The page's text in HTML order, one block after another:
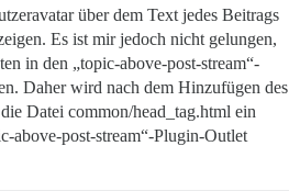
über dem Text jedes Beitrags
Es ist mir jedoch nicht gelungen,
in den „topic-above-post-stream“-
Daher wird nach dem Hinzufügen des
Datei common/head_tag.html ein
above-post-stream“-Plugin-Outlet